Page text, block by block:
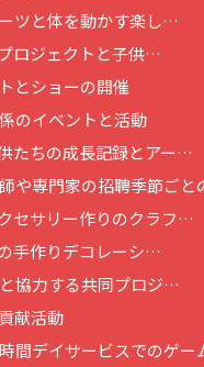
ツと体を動かす楽し…
ロジェクトと子供…
とショーの開催
のイベントと活動
たちの成長記録とアー…
や専門家の招聘季節ごと
セサリー作りのクラフ…
手作りデコレーシ…
協力する共同プロジ…
献活動
間デイサービスでのゲー